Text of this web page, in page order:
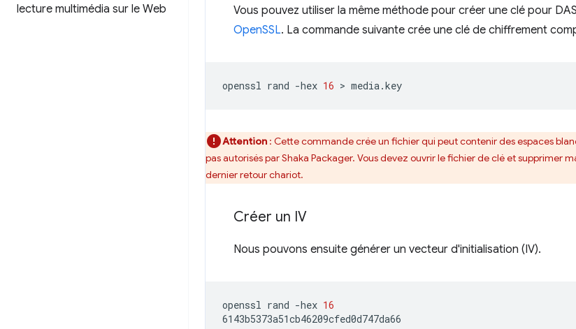
lecture multimédia sur le Web
Vous pouvez utiliser la même méthode pour créer une clé pour
OpenSSL. La commande suivante crée une clé de chiffrement
openssl rand -hex 16 >
Attention : Cette commande crée un fichier qui peut contenir des espaces
pas autorisés par Shaka Packager. Vous devez ouvrir le fichier de clé et supprimer
dernier retour chariot.
Créer un IV
Nous pouvons ensuite générer un vecteur d'initialisation (IV).
openssl rand -hex 16